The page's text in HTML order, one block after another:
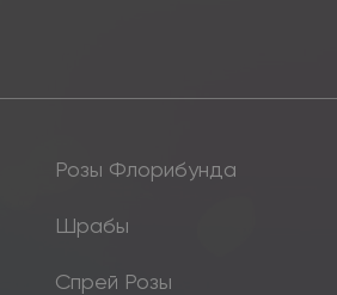
Розы Флорибунда
Шрабы
Спрей Розы